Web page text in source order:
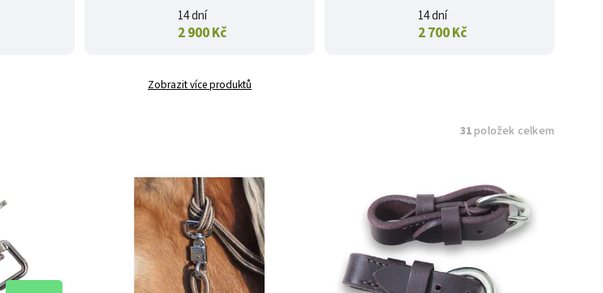
14 dní
2 900 Kč
14 dní
2 700 Kč
Zobrazit více produktů
31položek celkem